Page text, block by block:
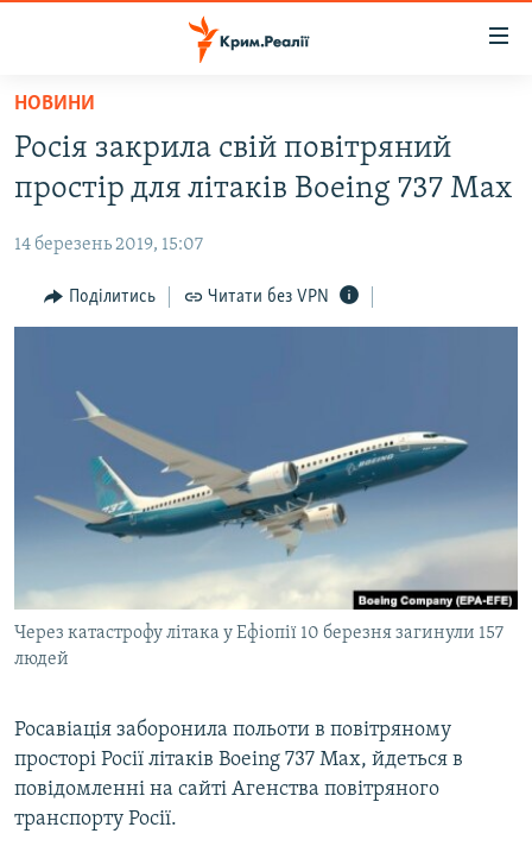
Перейти
основного
матеріалу
Перейти
до
навігації
Перейти
ВІДЕО ТА ФОТО
ПОЛІТИКА
БЛОГИ
ВСЕ ЗА ДЕНЬ
СПЕЦПРОЕКТИ
ДЕПОРТАЦІЯ
СВІДЧЕННЯ ОКУПАЦІЇ
УКРАЇНСЬКА ПРОБЛЕМА КРИМУ
ЯК ОБІЙТИ БЛОКУВАННЯ
Qırımtatar
Усі сайти RFE/RL
НОВИНИ
Росія закрила свій повітряний
простір для літаків Boeing 737 Max
14 березень 2019, 15:07
Поділитись Читати без VPN
Через катастрофу літака у Ефіопії 10 березня загинули 157
людей
Росавіація заборонила польоти в повітряному
просторі Росії літаків Boeing 737 Max, йдеться в
повідомленні на сайті Агенства повітряного
транспорту Росії.